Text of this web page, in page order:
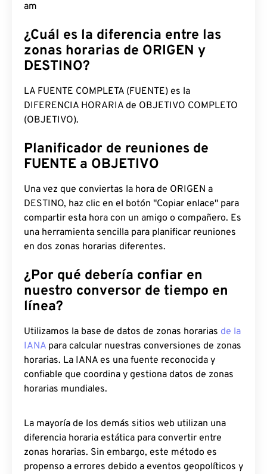
5:53:42 am
¿Cuál es la diferencia entre las
zonas horarias de ORIGEN y
DESTINO?
LA FUENTE COMPLETA (FUENTE) es la
DIFERENCIA HORARIA de OBJETIVO COMPLETO
(OBJETIVO).
Planificador de reuniones de
FUENTE a OBJETIVO
Una vez que conviertas la hora de ORIGEN a
DESTINO, haz clic en el botón "Copiar enlace" para
compartir esta hora con un amigo o compañero. Es
una herramienta sencilla para planificar reuniones
en dos zonas horarias diferentes.
¿Por qué debería confiar en
nuestro conversor de tiempo en
línea?
Utilizamos la base de datos de zonas horarias de la
IANA para calcular nuestras conversiones de zonas
horarias. La IANA es una fuente reconocida y
confiable que coordina y gestiona datos de zonas
horarias mundiales.
La mayoría de los demás sitios web utilizan una
diferencia horaria estática para convertir entre
zonas horarias. Sin embargo, este método es
propenso a errores debido a eventos geopolíticos y